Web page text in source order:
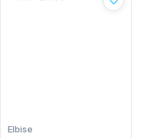
Elbise